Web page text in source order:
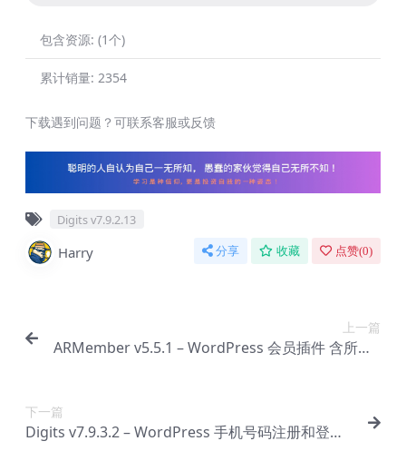
包含资源: (1个)
累计销量: 2354
下载遇到问题？可联系客服或反馈
Digits v7.9.2.13
Harry 分享 收藏 点赞(0)
上一篇
ARMember v5.5.1 – WordPress 会员插件 含所有a
下一篇
Digits v7.9.3.2 – WordPress 手机号码注册和登录